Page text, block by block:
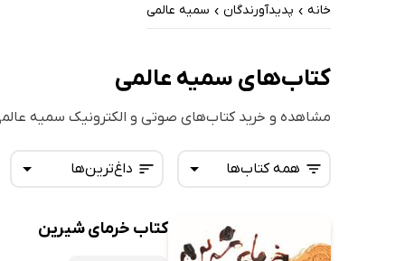
خانه › پدیدآورندگان › سمیه عالمی
کتاب‌های سمیه عالمی
مشاهده و خرید کتاب‌های صوتی و الکترونیک سمیه
داغ‌ترین‌ها
تازه‌ها
همه کتاب‌ها
همه کتاب‌ها
کتاب خرمای شیرین